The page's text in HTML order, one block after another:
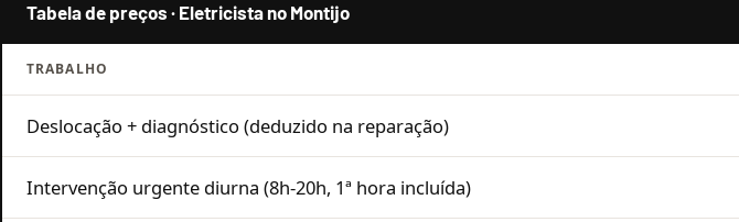
Tabela de preços · Eletricista no Montijo
TRABALHO
Deslocação + diagnóstico (deduzido na reparação)
Intervenção urgente diurna (8h-20h, 1ª hora incluída)